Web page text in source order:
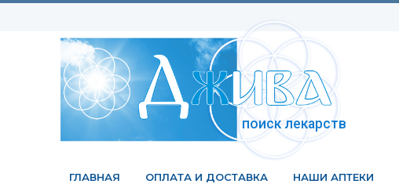
поиск лекарств
ГЛАВНАЯ ОПЛАТА И ДОСТАВКА НАШИ АПТЕКИ